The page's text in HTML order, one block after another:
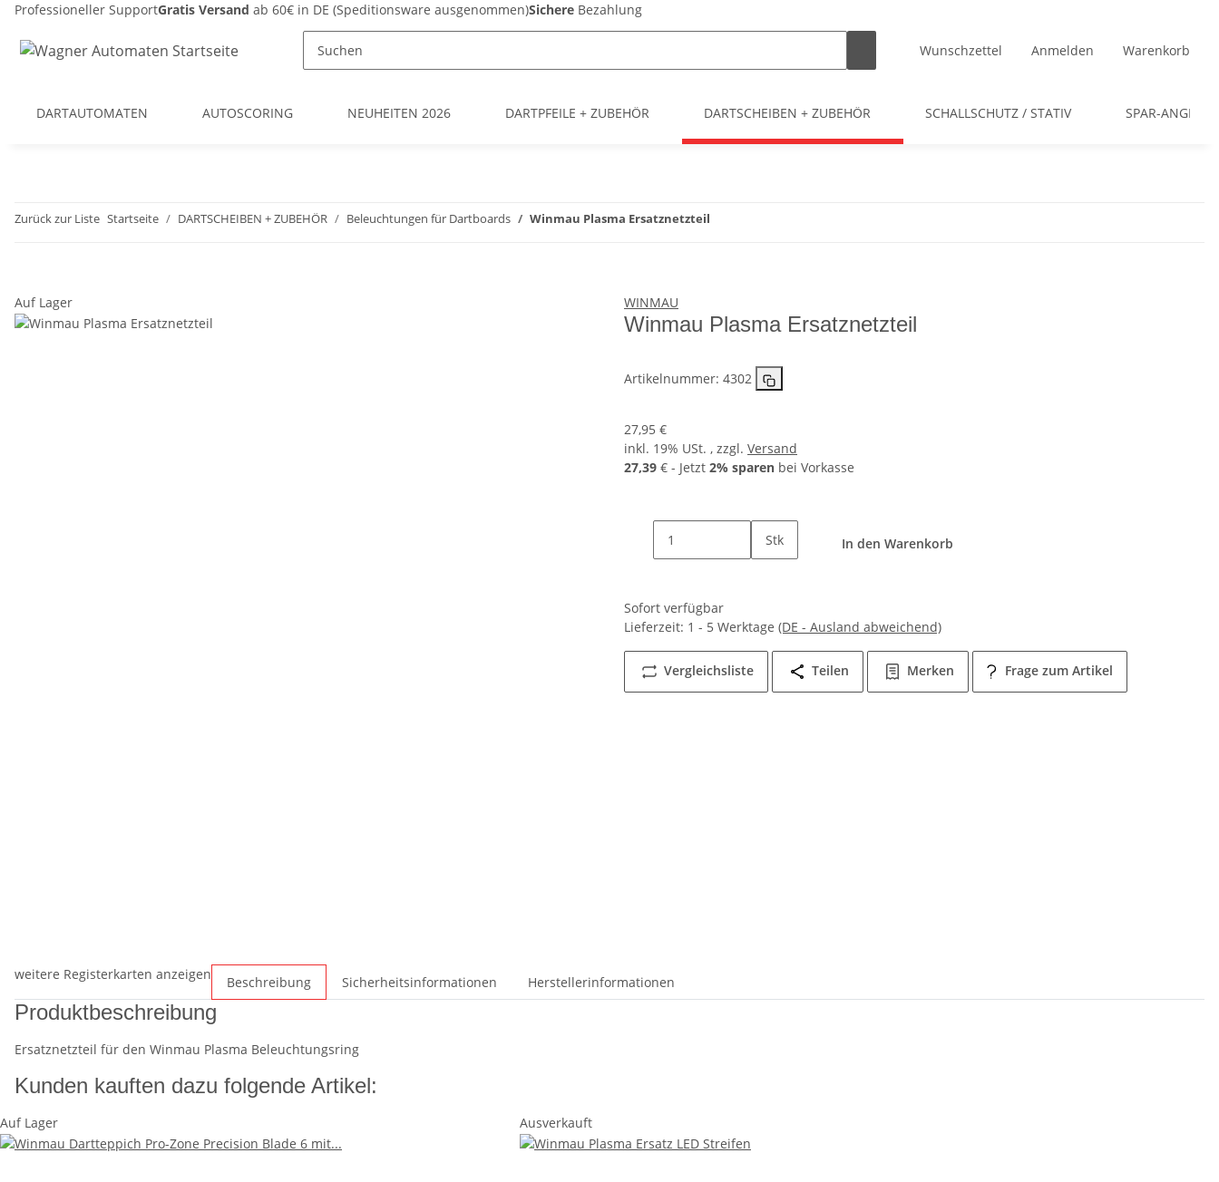
Professioneller SupportGratis Versand ab 60€ in DE (Speditionsware ausgenommen)Sichere Bezahlung
Wunschzettel Anmelden Warenkorb
DARTAUTOMATEN AUTOSCORING NEUHEITEN 2026 DARTPFEILE + ZUBEHÖR DARTSCHEIBEN + ZUBEHÖR SCHALLSCHUTZ / STATIV SPAR-
Zurück zur Liste Startseite DARTSCHEIBEN + ZUBEHÖR Beleuchtungen für Dartboards Winmau Plasma Ersatznetzteil
Auf Lager WINMAU
Winmau Plasma Ersatznetzteil
Artikelnummer: 4302
27,95 €
inkl. 19% USt. , zzgl. Versand
27,39 € - Jetzt 2% sparen bei Vorkasse
Stk In den Warenkorb
Sofort verfügbar
Lieferzeit: 1 - 5 Werktage (DE - Ausland abweichend)
Vergleichsliste Teilen Merken Frage zum Artikel
weitere Registerkarten anzeigen Beschreibung Sicherheitsinformationen Herstellerinformationen
Produktbeschreibung
Ersatznetzteil für den Winmau Plasma Beleuchtungsring
Kunden kauften dazu folgende Artikel:
Auf Lager Ausverkauft